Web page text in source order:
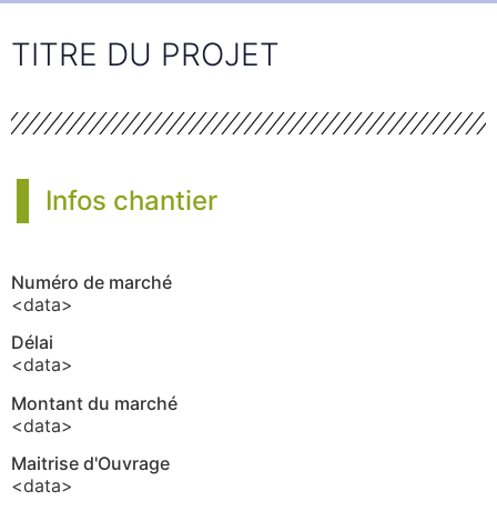
TITRE DU PROJET
Infos chantier
Numéro de marché
<data>
Délai
<data>
Montant du marché
<data>
Maitrise d'Ouvrage
<data>